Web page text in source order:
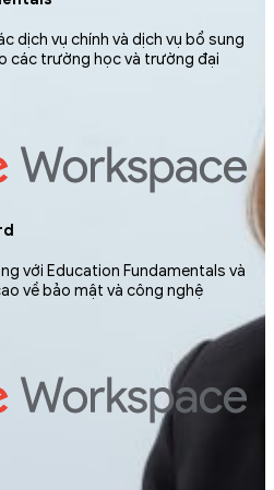
dịch vụ chính và dịch vụ bổ sung
các trường học và trường đại
với Education Fundamentals và
về bảo mật và công nghệ